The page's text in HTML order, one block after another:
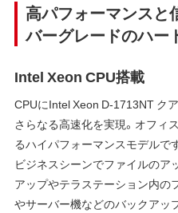
高パフォーマンスと
バーグレードのハー
Intel Xeon CPU搭載
CPUにIntel Xeon D-1713NT ク
さらなる高速化を実現。オフィ
るハイパフォーマンスモデルです
ビジネスシーンでファイルのア
アップやテラステーション内の
やサーバー機などのバックアッ